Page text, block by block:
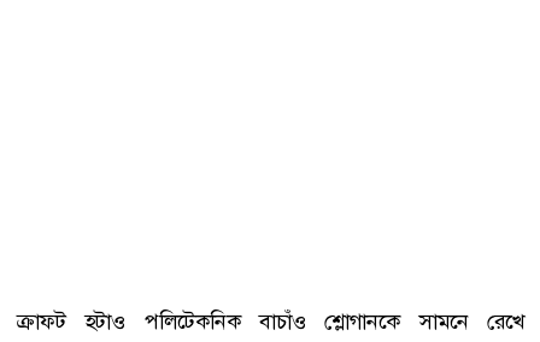
ক্রাফট হটাও পলিটেকনিক বাচাঁও শ্লোগানকে সামনে রেখে